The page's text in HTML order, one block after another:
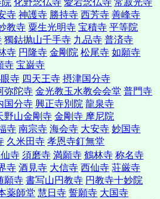
化野念仏寺 愛宕念仏寺 常寂光寺
寺 神護寺 勝持寺 西芳寺 善峰寺
教寺 粟生光明寺 宝積寺 平等院
獨鈷抛山千手寺 九品寺 普済寺
寺 円隆寺 金剛院 松尾寺 如願寺
寺 宝巌寺
寺 四天王寺 摂津国分寺
弥陀寺 金光教玉水教会会堂 普門寺
国分寺 興正寺別院 龍泉寺
野山金剛寺 金剛寺 摩尼院
寺 南宗寺 海会寺 大安寺 妙国寺
久米田寺 孝恩寺釘無堂
寺 須磨寺 満願寺 鶴林寺 称名寺
寺 酒見寺 大信寺 西仙寺 荘厳寺
願寺 書写山円教寺 円教寺十妙院
薬師堂 慧日寺 誓願寺 大国寺